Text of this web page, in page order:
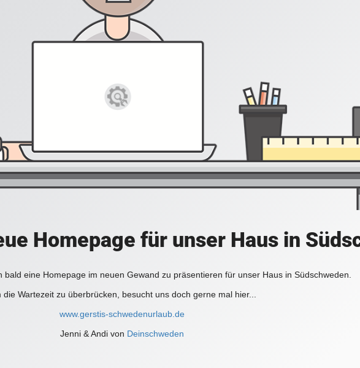
Homepage für unser Haus in
bald eine Homepage im neuen Gewand zu präsentieren für unser Haus in Südschweden.
die Wartezeit zu überbrücken, besucht uns doch gerne mal hier...
www.gerstis-schwedenurlaub.de
Jenni & Andi von Deinschweden